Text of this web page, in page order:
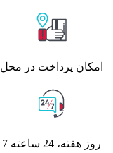
امکان پرداخت در محل
7 روز هفته، 24 ساعته